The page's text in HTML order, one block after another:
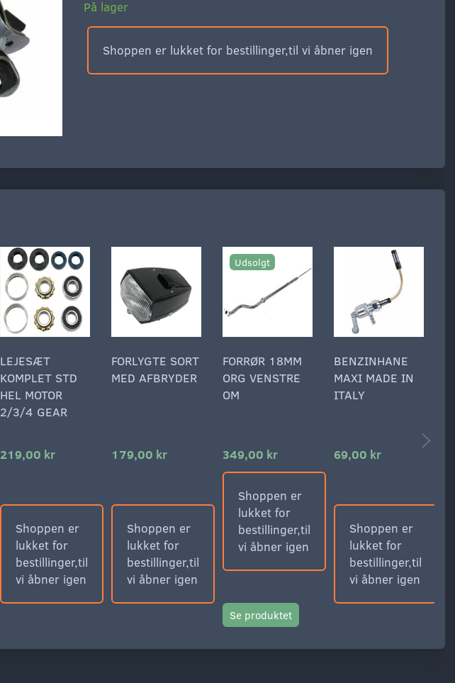
På lager
Shoppen er lukket for bestillinger,til vi åbner igen
LEJESÆT
KOMPLET STD
HEL MOTOR
2/3/4 GEAR
219,00 kr
Shoppen er
lukket for
bestillinger,til
vi åbner igen
FORLYGTE SORT
MED AFBRYDER
179,00 kr
Shoppen er
lukket for
bestillinger,til
vi åbner igen
Udsolgt
FORRØR 18MM
ORG VENSTRE
OM
349,00 kr
Shoppen er
lukket for
bestillinger,til
vi åbner igen
Se produktet
BENZINHANE
MAXI MADE IN
ITALY
69,00 kr
Shoppen er
lukket for
bestillinger,til
vi åbner igen